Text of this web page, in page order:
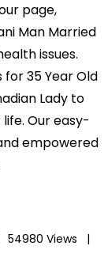
page,
Man Married
issues.
35 Year Old
Lady to
Our easy-
empowered
54980 Views |